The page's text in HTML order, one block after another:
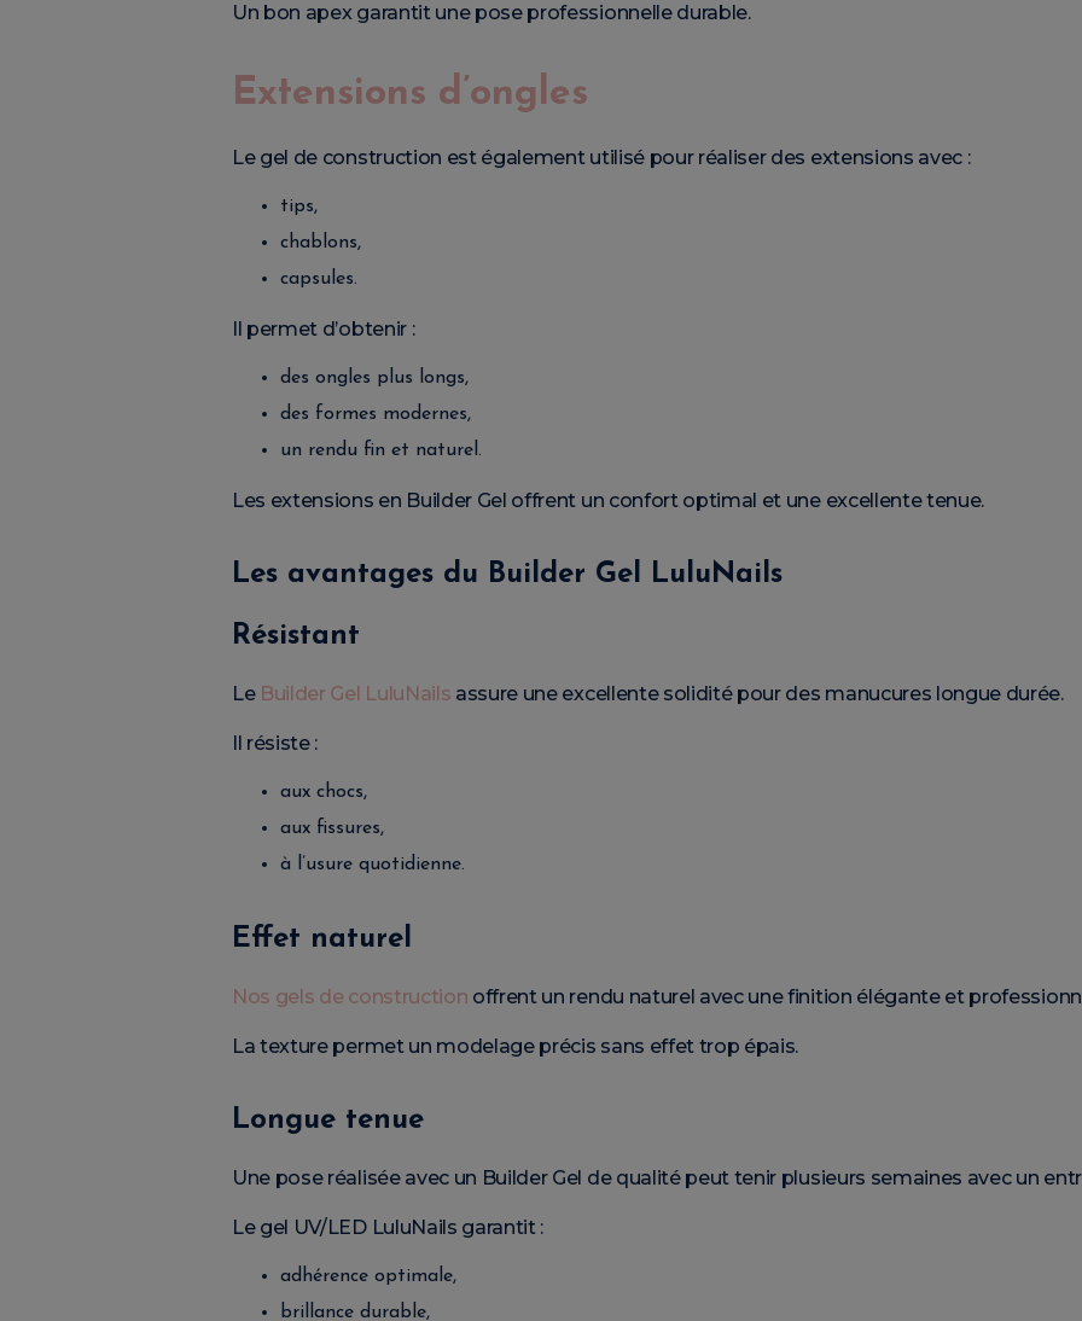
Un bon apex garantit une pose professionnelle durable.
Extensions d’ongles
Le gel de construction est également utilisé pour réaliser des extensions avec :
tips,
chablons,
capsules.
Il permet d’obtenir :
des ongles plus longs,
des formes modernes,
un rendu fin et naturel.
Les extensions en Builder Gel offrent un confort optimal et une excellente tenue.
Les avantages du Builder Gel LuluNails
Résistant
Le Builder Gel LuluNails assure une excellente solidité pour des manucures longue durée.
Il résiste :
aux chocs,
aux fissures,
à l’usure quotidienne.
Effet naturel
Nos gels de construction offrent un rendu naturel avec une finition élégante et
La texture permet un modelage précis sans effet trop épais.
Longue tenue
Une pose réalisée avec un Builder Gel de qualité peut tenir plusieurs semaines avec un
Le gel UV/LED LuluNails garantit :
adhérence optimale,
brillance durable,